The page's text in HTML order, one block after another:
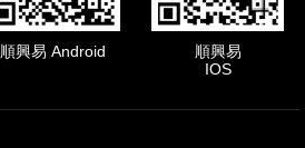
順興易 Android
順興易
IOS